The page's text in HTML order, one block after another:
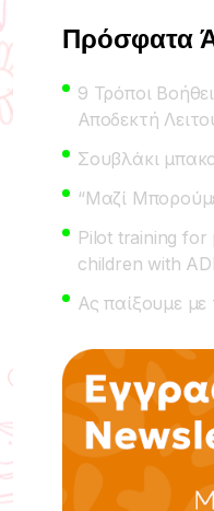
Πρόσφατα
9 Τρόποι
Αποδεκτή
Σουβλάκι
“Μαζί
Pilot training for
children with
Ας παίξουμε